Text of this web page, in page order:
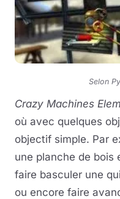
Selon
Crazy Machines
où avec quelques
objectif simple. Par
une planche de bois
faire basculer une
ou encore faire